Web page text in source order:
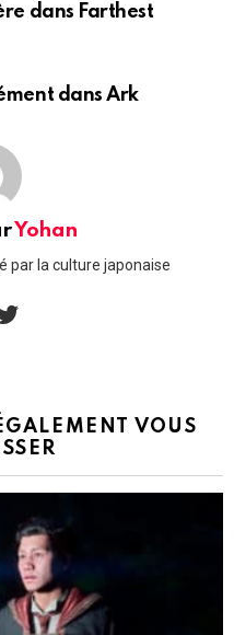
dans Farthest
dans Ark
Yohan
par la culture japonaise
VOUS